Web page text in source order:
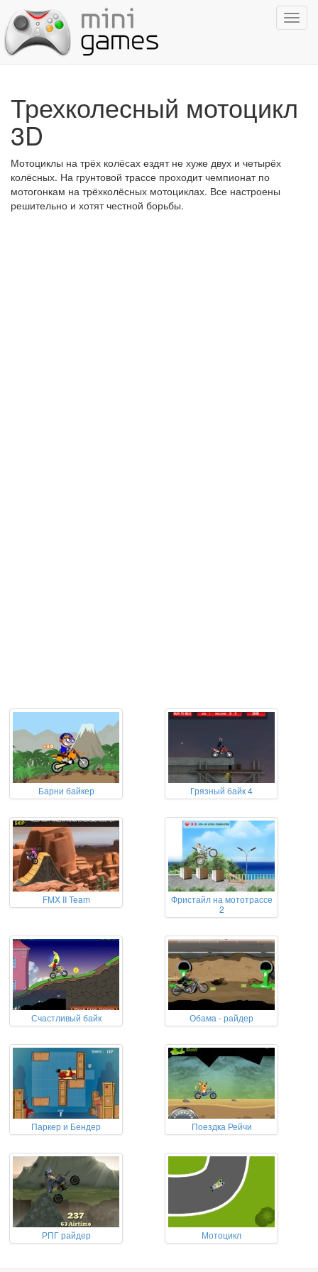
Трехколесный мотоцикл
3D
Мотоциклы на трёх колёсах ездят не хуже двух и четырёх
колёсных. На грунтовой трассе проходит чемпионат по
мотогонкам на трёхколёсных мотоциклах. Все настроены
решительно и хотят честной борьбы.
Барни байкер Грязный байк 4
FMX II Team
Фристайл на мототрассе
2
Счастливый байк Обама - райдер
Паркер и Бендер Поездка Рейчи
РПГ райдер Мотоцикл